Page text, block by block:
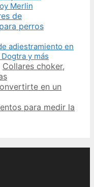
Merlin
adiestramiento en
y más
Collares choker,
en un
para medir la